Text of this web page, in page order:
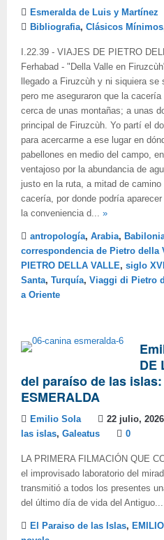
Esmeralda de Luis y Martínez
Bibliografia, Clásicos Mínimos
I.22.39 - VIAJES DE PIETRO
Ferhabad - "Della Valle en
llegado a Firuzcùh y ni siquiera
pero me aseguraron que la
cerca de unas montañas; a unas
principal de Firuzcùh. Yo partí el
para acercarme a ese lugar en
pabellones en medio del campo,
ventajoso por la abundancia de
justo en la ruta, a mitad de
cacería, por donde podría
la conveniencia d... »
antropología, Arabia,
correspondencia de Pietro della
PIETRO DELLA VALLE, siglo
Santa, Turquía, Viaggi di Pietro
a Oriente
DE
del paraíso de las
ESMERALDA
Emilio Sola 22 julio, 2026
las islas, Galeatus 0
LA PRIMERA FILMACIÓN QUE
el improvisado laboratorio del
transmitió a todos los presentes
del último día de vida del Antiguo...
El Paraiso de las Islas,